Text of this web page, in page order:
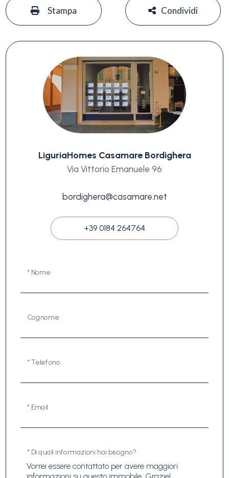
Stampa Condividi
LiguriaHomes Casamare Bordighera
Via Vittorio Emanuele 96
bordighera@casamare.net
+39 0184 264764
* Nome
Cognome
* Telefono
* Email
* Di quali informazioni hai bisogno?